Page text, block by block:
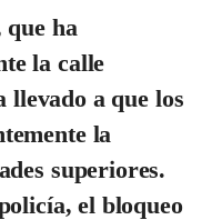
ha
la calle
a que los
la
superiores.
el bloqueo